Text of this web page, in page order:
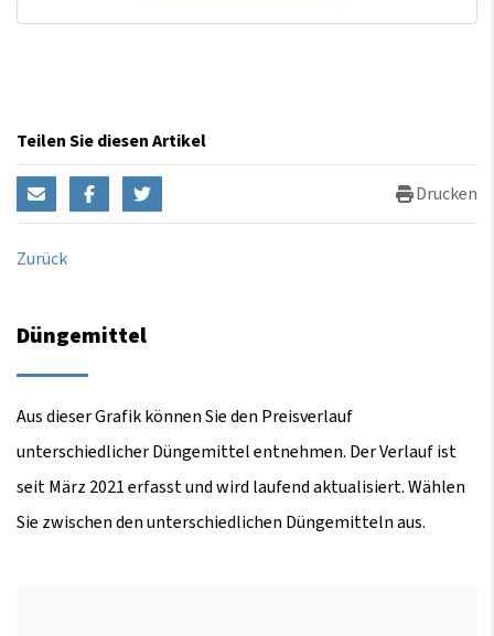
Teilen Sie diesen Artikel
Drucken
Zurück
Düngemittel
Aus dieser Grafik können Sie den Preisverlauf
unterschiedlicher Düngemittel entnehmen. Der Verlauf ist
seit März 2021 erfasst und wird laufend aktualisiert. Wählen
Sie zwischen den unterschiedlichen Düngemitteln aus.